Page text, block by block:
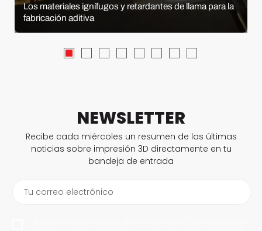
Los materiales ignífugos y retardantes de llama para la
fabricación aditiva
NEWSLETTER
Recibe cada miércoles un resumen de las últimas
noticias sobre impresión 3D directamente en tu
bandeja de entrada
Tu correo electrónico